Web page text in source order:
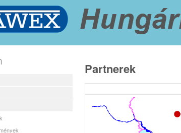
Partnerek